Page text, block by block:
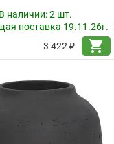
наличии:2 шт.
поставка 19.11.26г.
3 422 ₽
shopping_cart